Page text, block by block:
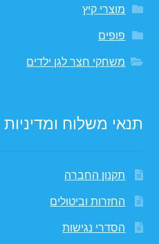
מוצרי קיץ
פופים
משחקי חצר לגן ילדים
תנאי משלוח ומדיניות
תקנון החברה
החזרות וביטולים
הסדרי נגישות